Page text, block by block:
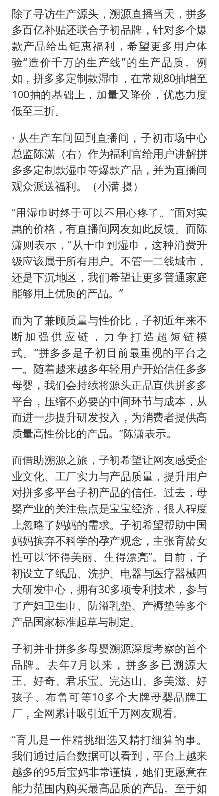
除了寻访生产源头，溯源直播当天，拼多
多百亿补贴还联合子初品牌，针对多个爆
款产品给出钜惠福利，希望更多用户体
验“造价千万的生产线”的生产品质。例
如，拼多多定制款湿巾，在常规80抽增至
100抽的基础上，加量又降价，优惠力度
低至三折。
· 从生产车间回到直播间，子初市场中心
总监陈潇（右）作为福利官给用户讲解拼
多多定制款湿巾等爆款产品，并为直播间
观众派送福利。（小满 摄）
“用湿巾时终于可以不用心疼了。”面对实
惠的价格，有直播间网友如此反馈。而陈
潇则表示，“从干巾到湿巾，这种消费升
级应该属于所有用户。不管一二线城市，
还是下沉地区，我们希望让更多普通家庭
能够用上优质的产品。”
而为了兼顾质量与性价比，子初近年来不
断加强供应链，力争打造超短链模
式。“拼多多是子初目前最重视的平台之
一。随着越来越多年轻用户开始信任多多
母婴，我们会持续将源头正品直供拼多多
平台，压缩不必要的中间环节与成本，从
而进一步提升研发投入，为消费者提供高
质量高性价比的产品。”陈潇表示。
而借助溯源之旅，子初希望让网友感受企
业文化、工厂实力与产品质量，提升用户
对拼多多平台子初产品的信任。过去，母
婴产业的关注焦点是宝宝经济，很大程度
上忽略了妈妈的需求。子初希望帮助中国
妈妈摈弃不科学的孕产观念，主张育龄女
性可以“怀得美丽、生得漂亮”。目前，子
初设立了纸品、洗护、电器与医疗器械四
大研发中心，拥有30多项专利技术，参与
了产妇卫生巾、防溢乳垫、产褥垫等多个
产品国家标准起草与制定。
子初并非拼多多母婴溯源深度考察的首个
品牌。去年7月以来，拼多多已溯源大
王、好奇、君乐宝、完达山、多美滋、好
孩子、布鲁可等10多个大牌母婴品牌工
厂，全网累计吸引近千万网友观看。
“育儿是一件精挑细选又精打细算的事。
我们通过后台数据可以看到，平台上越来
越多的95后宝妈非常谨慎，她们更愿意在
能力范围内购买最高品质的产品。至于如